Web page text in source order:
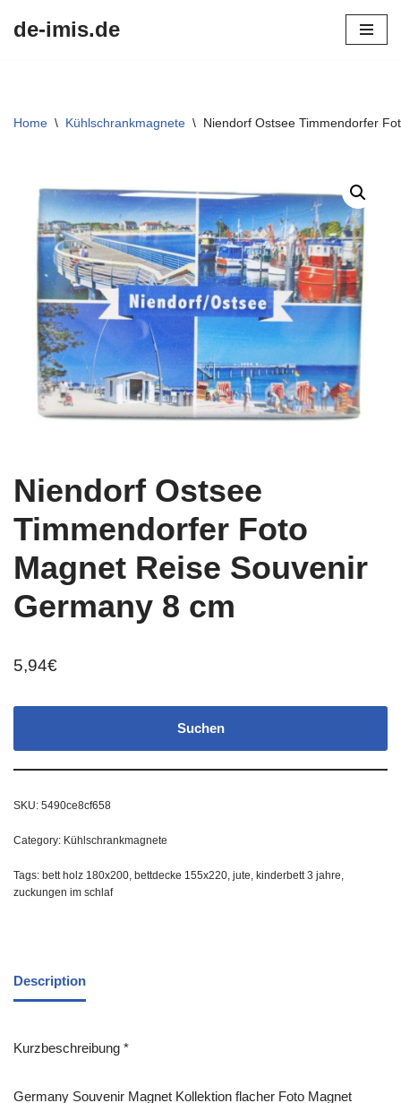
de-imis.de
Home \ Kühlschrankmagnete \ Niendorf Ostsee Timmendorfer
Niendorf Ostsee
Timmendorfer Foto
Magnet Reise Souvenir
Germany 8 cm
5,94€
Suchen
SKU: 5490ce8cf658
Category: Kühlschrankmagnete
Tags: bett holz 180x200 bettdecke 155x220 jute kinderbett 3 jahre
zuckungen im schlaf
Description
Kurzbeschreibung *
Germany Souvenir Magnet Kollektion flacher Foto Magnet